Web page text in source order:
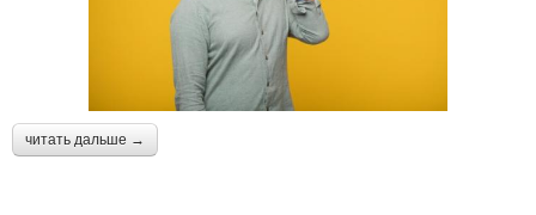
читать дальше →